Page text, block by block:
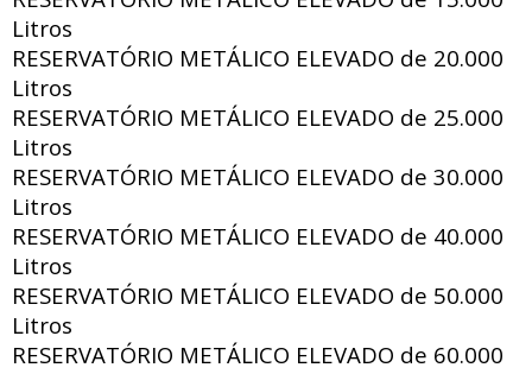
Litros
RESERVATÓRIO METÁLICO ELEVADO de 20.000
Litros
RESERVATÓRIO METÁLICO ELEVADO de 25.000
Litros
RESERVATÓRIO METÁLICO ELEVADO de 30.000
Litros
RESERVATÓRIO METÁLICO ELEVADO de 40.000
Litros
RESERVATÓRIO METÁLICO ELEVADO de 50.000
Litros
RESERVATÓRIO METÁLICO ELEVADO de 60.000